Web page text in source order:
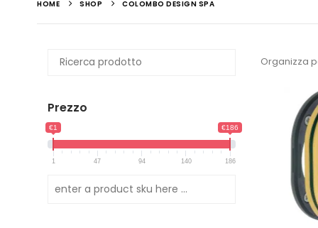
HOME SHOP COLOMBO DESIGN SPA
Organizza
Prezzo
€1 €186
1 47 94 140 186